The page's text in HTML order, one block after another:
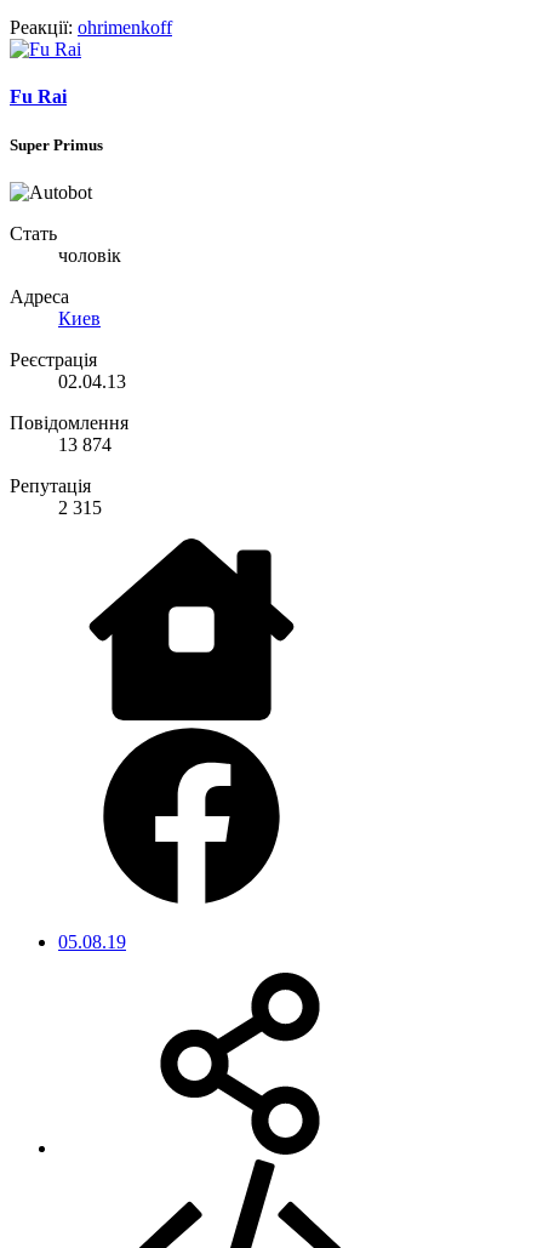
Реакції: ohrimenkoff
Fu Rai
Super Primus
Стать
чоловік
Адреса
Киев
Реєстрація
02.04.13
Повідомлення
13 874
Репутація
2 315
05.08.19